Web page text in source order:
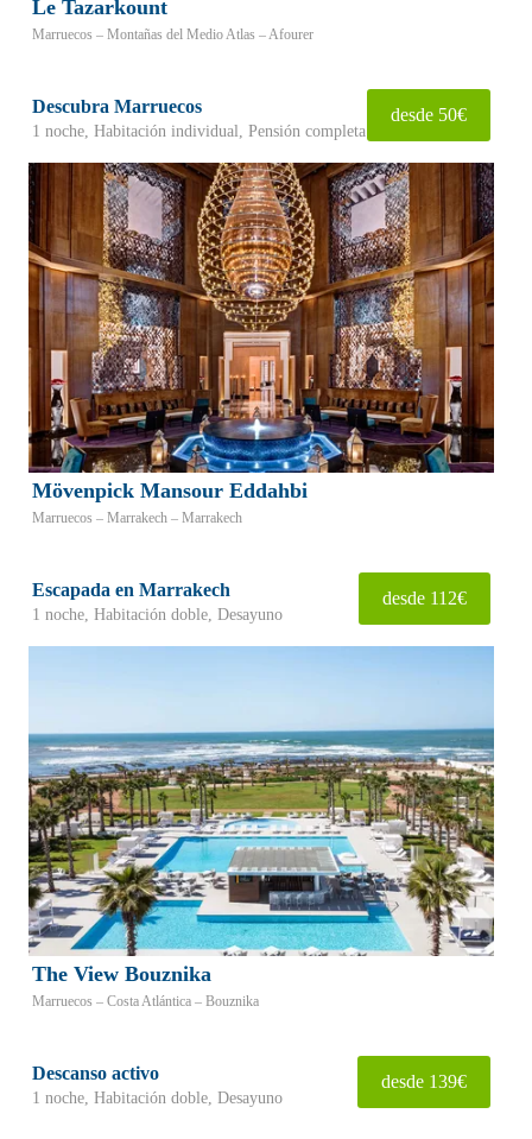
Le Tazarkount
Marruecos – Montañas del Medio Atlas – Afourer
Descubra Marruecos
1 noche, Habitación individual, Pensión completa
desde 50€
Mövenpick Mansour Eddahbi
Marruecos – Marrakech – Marrakech
Escapada en Marrakech
1 noche, Habitación doble, Desayuno
desde 112€
The View Bouznika
Marruecos – Costa Atlántica – Bouznika
Descanso activo
1 noche, Habitación doble, Desayuno
desde 139€